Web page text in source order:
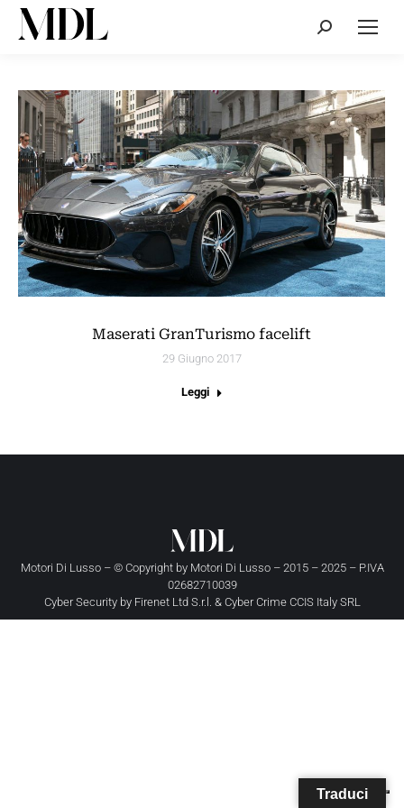
Cerca:
Maserati GranTurismo facelift
29 Giugno 2017
Leggi
Motori Di Lusso – © Copyright by Motori Di Lusso– 2015 – 2025 – P.IVA
02682710039
Cyber Security by Firenet Ltd S.r.l. & Cyber Crime CCIS Italy SRL
Traduci